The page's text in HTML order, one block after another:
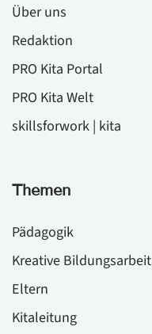
Über uns
Redaktion
PRO Kita Portal
PRO Kita Welt
skillsforwork | kita
Themen
Pädagogik
Kreative Bildungsarbeit
Eltern
Kitaleitung